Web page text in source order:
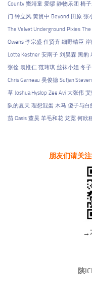
County 窦靖童 爱缪 静物乐团 椅
门 钟立风 黄贯中 Beyond 田原 张
The Velvet Underground Pixies The
Owens 李宗盛 任贤齐 细野晴臣
Lotte Kestner 安南子 刘昊霖 黑豹
张佺 袁惟仁 范玮琪 丝袜小姐 冬子
Chris Garneau 吴俊德 Sufjan
草 Joshua Hyslop Zee Avi 大张伟 艾
队的夏天 理想混蛋 木马 傻子与白
茄 Oasis 董昊 羊毛和花 龙宽 何欣
朋友们请关
→
陕